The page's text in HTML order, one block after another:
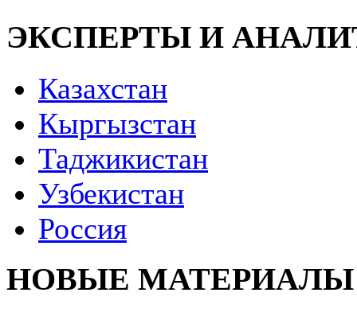
ЭКСПЕРТЫ И
Казахстан
Кыргызстан
Таджикистан
Узбекистан
Россия
НОВЫЕ МАТЕРИАЛЫ